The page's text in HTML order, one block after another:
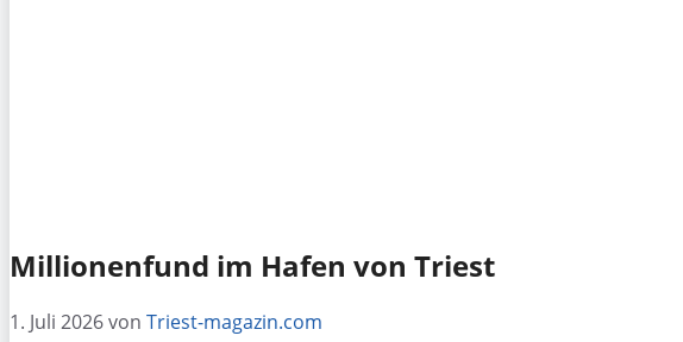
Millionenfund im Hafen von Triest
1. Juli 2026von Triest-magazin.com